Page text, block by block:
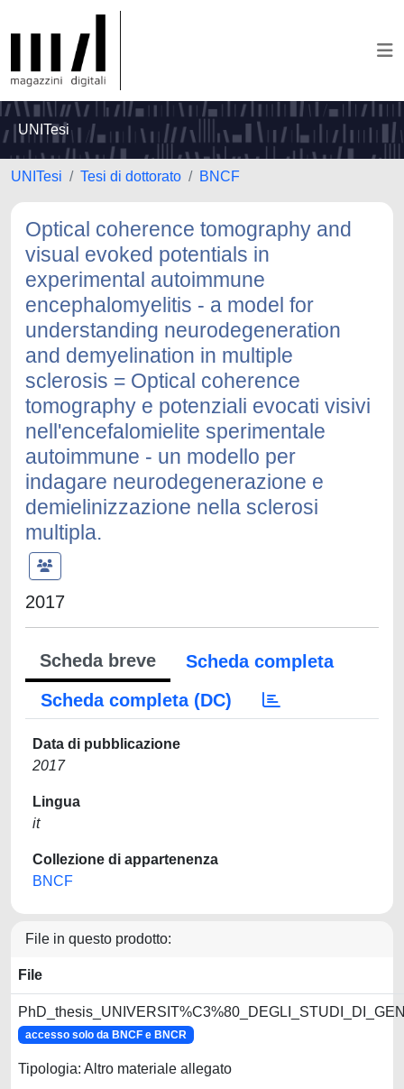
UNITesi
UNITesi Tesi di dottorato BNCF
Optical coherence tomography and
visual evoked potentials in
experimental autoimmune
encephalomyelitis - a model for
understanding neurodegeneration
and demyelination in multiple
sclerosis = Optical coherence
tomography e potenziali evocati visivi
nell'encefalomielite sperimentale
autoimmune - un modello per
indagare neurodegenerazione e
demielinizzazione nella sclerosi
multipla.
2017
Scheda breve
Scheda completa
Scheda completa (DC)
Data di pubblicazione
2017
Lingua
it
Collezione di appartenenza
BNCF
File in questo prodotto:
File
accesso solo da BNCF e BNCR
Tipologia: Altro materiale allegato